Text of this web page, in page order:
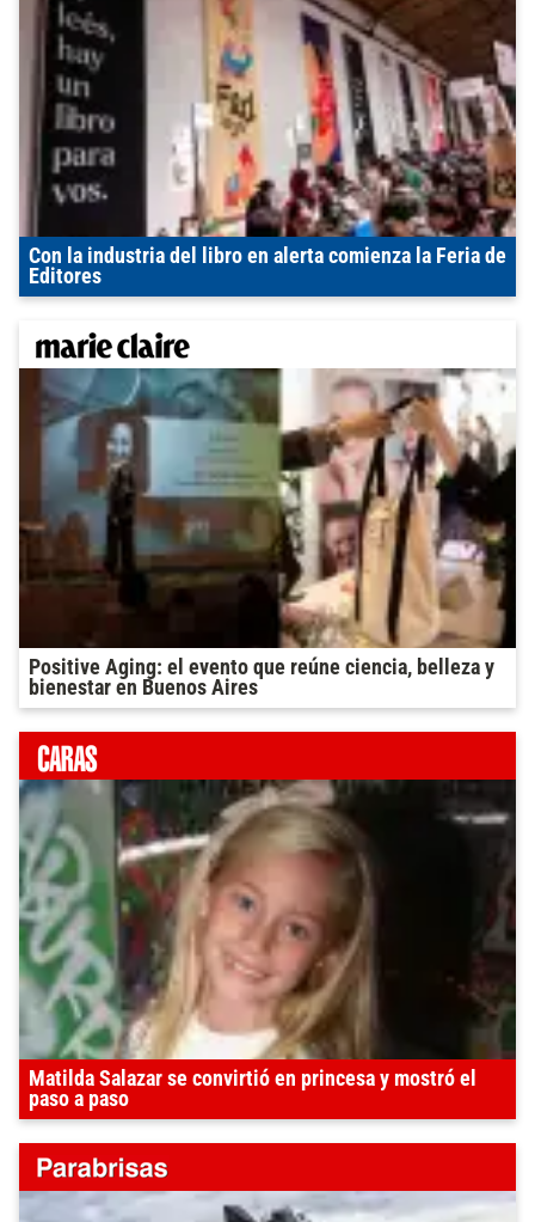
Con la industria del libro en alerta comienza la Feria de
Editores
Positive Aging: el evento que reúne ciencia, belleza y
bienestar en Buenos Aires
Matilda Salazar se convirtió en princesa y mostró el
paso a paso